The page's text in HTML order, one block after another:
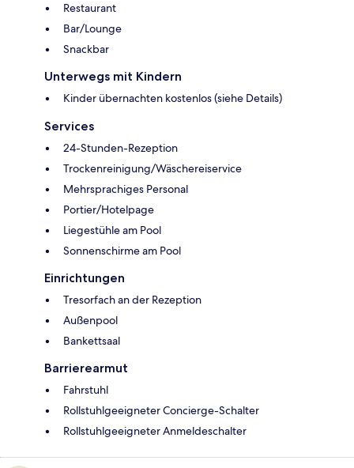
Restaurant
Bar/Lounge
Snackbar
Unterwegs mit Kindern
Kinder übernachten kostenlos (siehe Details)
Services
24-Stunden-Rezeption
Trockenreinigung/Wäschereiservice
Mehrsprachiges Personal
Portier/Hotelpage
Liegestühle am Pool
Sonnenschirme am Pool
Einrichtungen
Tresorfach an der Rezeption
Außenpool
Bankettsaal
Barrierearmut
Fahrstuhl
Rollstuhlgeeigneter Concierge-Schalter
Rollstuhlgeeigneter Anmeldeschalter